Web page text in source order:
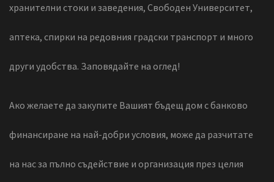
хранителни стоки и заведения, Свободен Университет,
аптека, спирки на редовния градски транспорт и много
други удобства. Заповядайте на оглед!
Ако желаете да закупите Вашият бъдещ дом с банково
финансиране на най-добри условия, може да разчитате
на нас за пълно съдействие и организация през целия